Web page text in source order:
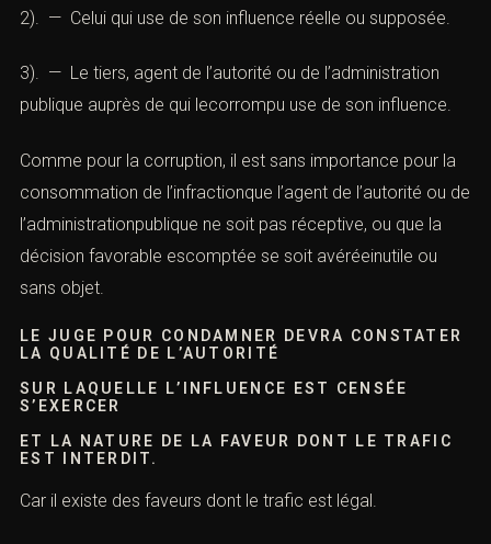
2). — Celui qui use de son influence réelle ou supposée.
3). — Le tiers, agent de l’autorité ou de l’administration
publique auprès de qui lecorrompu use de son influence.
Comme pour la corruption, il est sans importance pour la
consommation de l’infractionque l’agent de l’autorité ou de
l’administrationpublique ne soit pas réceptive, ou que la
décision favorable escomptée se soit avéréeinutile ou
sans objet.
LE JUGE POUR CONDAMNER DEVRA CONSTATER
LA QUALITÉ DE L’AUTORITÉ
SUR LAQUELLE L’INFLUENCE EST CENSÉE
S’EXERCER
ET LA NATURE DE LA FAVEUR DONT LE TRAFIC
EST INTERDIT.
Car il existe des faveurs dont le trafic est légal.